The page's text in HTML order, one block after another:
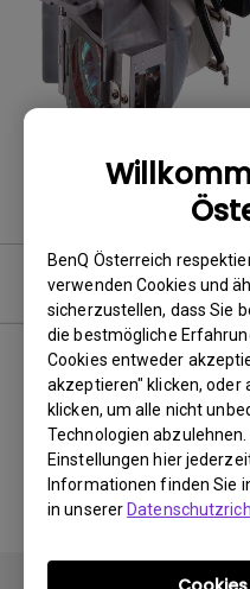
BenQ Österreich
verwenden Cookies und
sicherzustellen, dass Sie
die bestmögliche
Cookies entweder
akzeptieren" klicken, oder
klicken, um alle nicht
Technologien
Einstellungen hier
Informationen finden Sie
in unserer
Software & Driver
Keine